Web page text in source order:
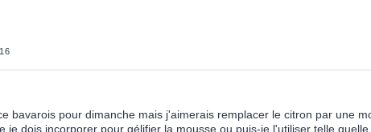
bavarois pour dimanche mais j'aimerais remplacer le citron par une
je dois incorporer pour gélifier la mousse ou puis-je l'utiliser telle